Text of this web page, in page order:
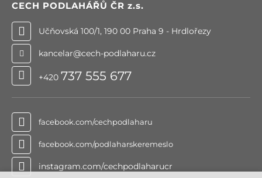
CECH PODLAHÁŘŮ ČR z.s.
Učňovská 100/1, 190 00 Praha 9 - Hrdlořezy
kancelar@cech-podlaharu.cz
+420 737 555 677
facebook.com/cechpodlaharu
facebook.com/podlaharskeremeslo
instagram.com/cechpodlaharucr